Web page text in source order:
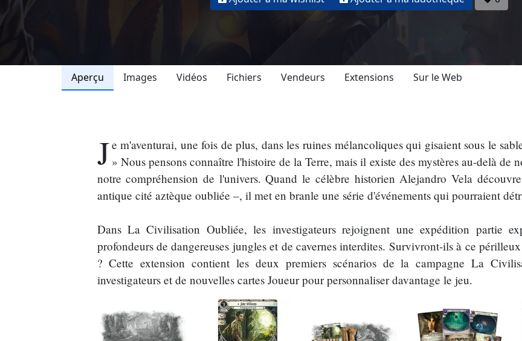
Aperçu Images Vidéos Fichiers Vendeurs Extensions Sur le Web
Je m'aventurai, une fois de plus, dans les ruines mélancoliques qui gisaient sous le
» Nous pensons connaître l'histoire de la Terre, mais il existe des mystères au-delà de
notre compréhension de l'univers. Quand le célèbre historien Alejandro Vela
antique cité aztèque oubliée –, il met en branle une série d'événements qui pourraient
Dans La Civilisation Oubliée, les investigateurs rejoignent une expédition partie
profondeurs de dangereuses jungles et de cavernes interdites. Survivront-ils à ce
? Cette extension contient les deux premiers scénarios de la campagne La
investigateurs et de nouvelles cartes Joueur pour personnaliser davantage le jeu.